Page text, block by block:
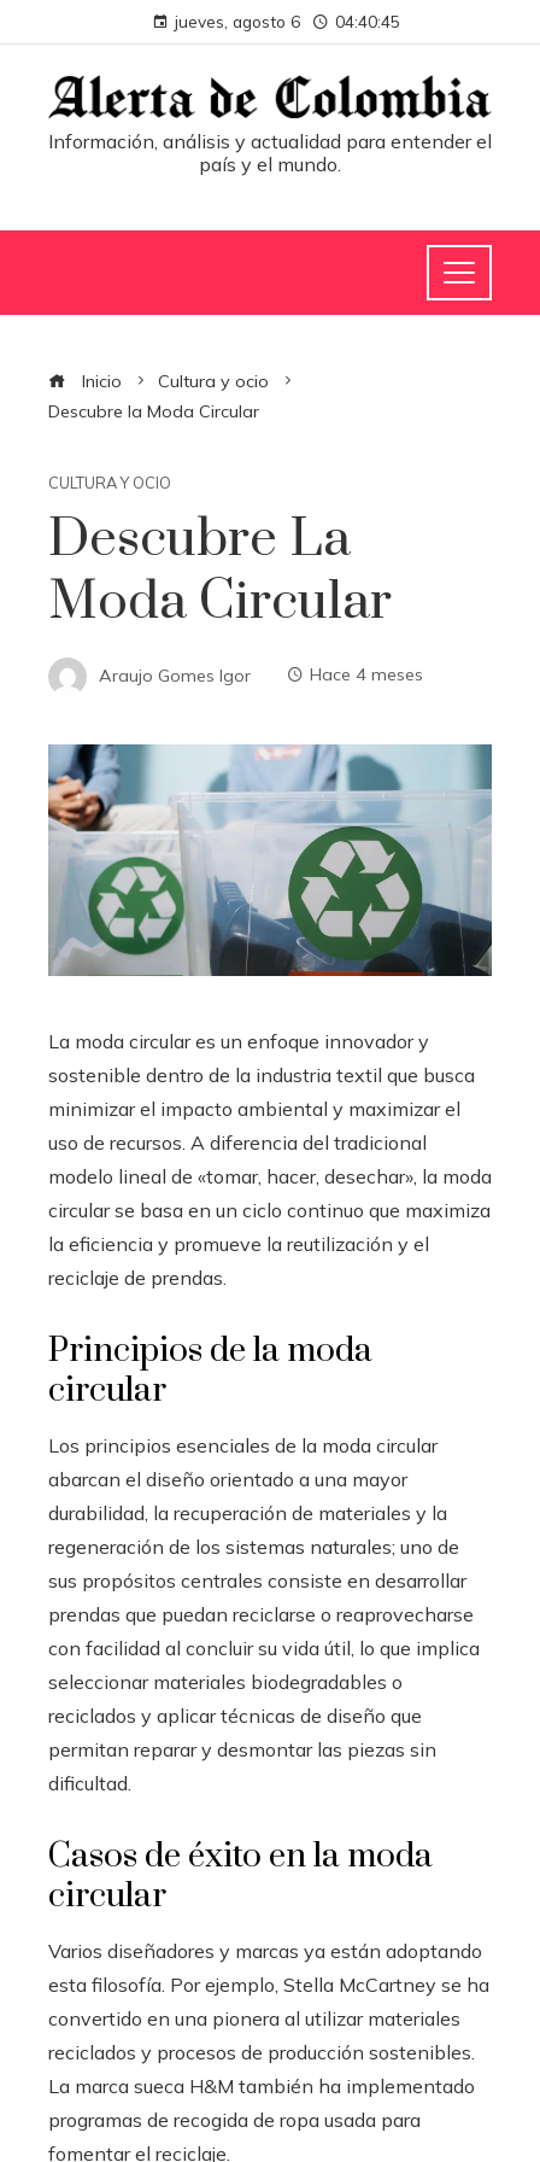
jueves, agosto 6 04:40:45
Información, análisis y actualidad para entender el
país y el mundo.
Inicio
Cultura y ocio
Descubre la Moda Circular
CULTURA Y OCIO
Descubre La
Moda Circular
Araujo Gomes Igor Hace 4 meses
La moda circular es un enfoque innovador y
sostenible dentro de la industria textil que busca
minimizar el impacto ambiental y maximizar el
uso de recursos. A diferencia del tradicional
modelo lineal de «tomar, hacer, desechar», la moda
circular se basa en un ciclo continuo que maximiza
la eficiencia y promueve la reutilización y el
reciclaje de prendas.
Principios de la moda
circular
Los principios esenciales de la moda circular
abarcan el diseño orientado a una mayor
durabilidad, la recuperación de materiales y la
regeneración de los sistemas naturales; uno de
sus propósitos centrales consiste en desarrollar
prendas que puedan reciclarse o reaprovecharse
con facilidad al concluir su vida útil, lo que implica
seleccionar materiales biodegradables o
reciclados y aplicar técnicas de diseño que
permitan reparar y desmontar las piezas sin
dificultad.
Casos de éxito en la moda
circular
Varios diseñadores y marcas ya están adoptando
esta filosofía. Por ejemplo, Stella McCartney se ha
convertido en una pionera al utilizar materiales
reciclados y procesos de producción sostenibles.
La marca sueca H&M también ha implementado
programas de recogida de ropa usada para
fomentar el reciclaje.